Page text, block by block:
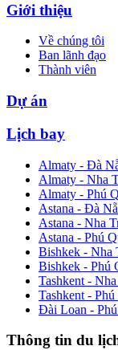
Giới thiệu
Về chúng tôi
Ban lãnh đạo
Thành viên
Dự án
Lịch bay
Almaty - Đà
Almaty - Nha
Almaty - Phú
Astana - Đà
Astana - Nha
Astana - Phú
Bishkek - Nha
Bishkek - Phú
Tashkent -
Tashkent -
Đài Loan -
Thông tin du